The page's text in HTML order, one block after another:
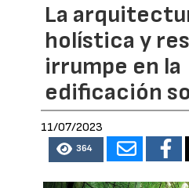
La
holística y
irrumpe en la
edificación
11/07/2023
364